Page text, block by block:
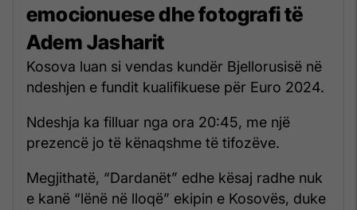
emocionuese dhe fotografi të
Adem Jasharit
Kosova luan si vendas kundër Bjellorusisë në
ndeshjen e fundit kualifikuese për Euro 2024.
Ndeshja ka filluar nga ora 20:45, me një
prezencë jo të kënaqshme të tifozëve.
Megjithatë, “Dardanët” edhe kësaj radhe nuk
e kanë “lënë në lloqë” ekipin e Kosovës, duke